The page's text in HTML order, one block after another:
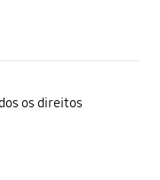
os direitos